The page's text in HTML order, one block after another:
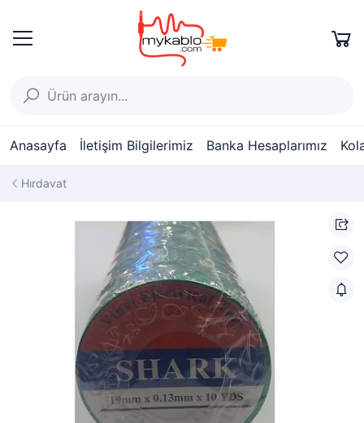
Anasayfa İletişim Bilgilerimiz Banka Hesaplarımız
Hırdavat